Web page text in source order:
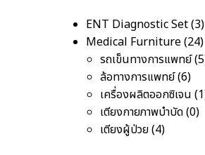
ENT Diagnostic Set 3
Medical Furniture 24
รถเข็นทางการแพทย์ 5
ล้อทางการแพทย์ 6
เครื่องผลิตออกซิเจน 1
เตียงกายภาพบำบัด 0
เตียงผู้ป่วย 4